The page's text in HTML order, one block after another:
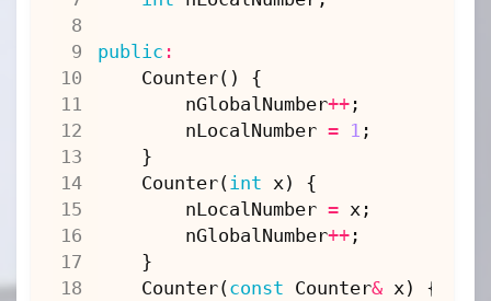
14
public :
Counter()
{
nGlobalNumber++;
nLocalNumber = 1 ;
}
Counter( int x )
{
nLocalNumber = x ;
nGlobalNumber++;
}
Counter(const Counter& x )
{